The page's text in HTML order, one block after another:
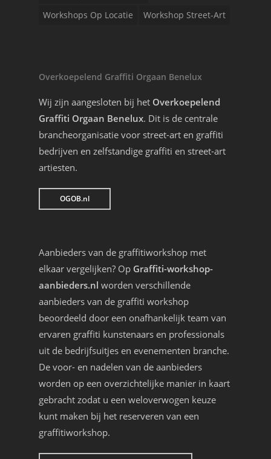
Workshops Op Locatie
Workshop Street-Art
Overkoepelend Graffiti Orgaan Benelux
Wij zijn aangesloten bij het Overkoepelend
Graffiti Orgaan Benelux. Dit is de centrale
brancheorganisatie voor street-art en graffiti
bedrijven en zelfstandige graffiti en street-art
artiesten.
OGOB.nl
Aanbieders van de graffitiworkshop met
elkaar vergelijken? Op Graffiti-workshop-
aanbieders.nl worden verschillende
aanbieders van de graffiti workshop
beoordeeld door een onafhankelijk team van
ervaren graffiti kunstenaars en professionals
uit de bedrijfsuitjes en evenementen branche.
De voor- en nadelen van de aanbieders
worden op een overzichtelijke manier in kaart
gebracht zodat u een weloverwogen keuze
kunt maken bij het reserveren van een
graffitiworkshop.